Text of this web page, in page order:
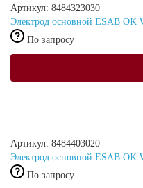
Артикул: 8484323030
Электрод основной ESAB OK
По запросу
Артикул: 8484403020
Электрод основной ESAB OK
По запросу